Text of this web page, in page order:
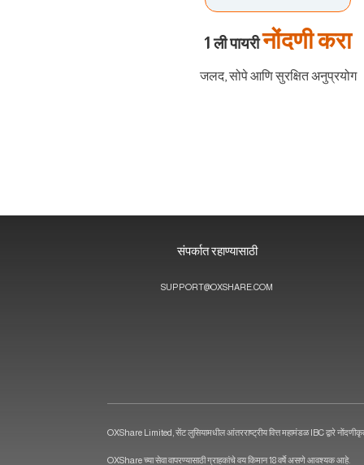
1 ली पायरीनोंदणी करा
जलद, सोपे आणि सुरक्षित अनुप्रयोग
संपर्कात रहाण्यासाठी
SUPPORT@OXSHARE.COM
OXShare Limited, सेंट लुसियामधील आंतरराष्ट्रीय वित्त महामंडळ IBC द्वारे
OXShare च्या सेवा वापरण्यासाठी ग्राहकांचे वय किमान 18 वर्षे असणे आवश्यक आहे.